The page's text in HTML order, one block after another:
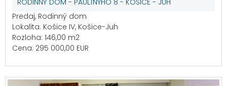
RODINNÝ DOM - PAULÍNYHO 8 - KOŠICE - JUH
Predaj, Rodinný dom
Lokalita: Košice IV, Košice-Juh
Rozloha: 146,00 m2
Cena: 295 000,00 EUR